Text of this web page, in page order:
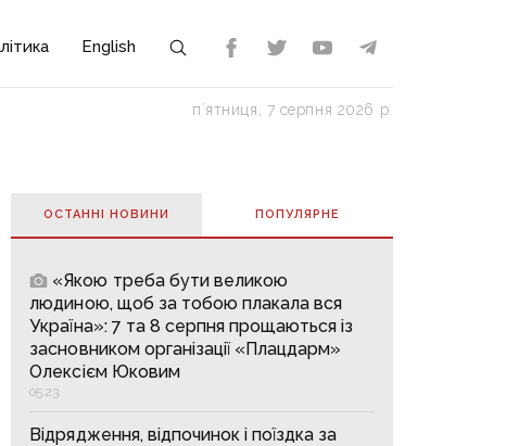
English
пʼятниця, 7 серпня 2026 р.
ОСТАННІ НОВИНИ ПОПУЛЯРНE
«Якою треба бути великою
людиною, щоб за тобою плакала вся
Україна»: 7 та 8 серпня прощаються із
засновником організації «Плацдарм»
Олексієм Юковим
05:23
Відрядження, відпочинок і поїздка за